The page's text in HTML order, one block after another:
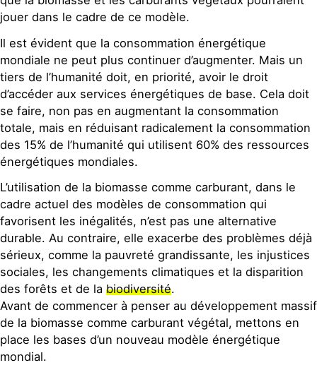
jouer dans le cadre de ce modèle.
Il est évident que la consommation énergétique
mondiale ne peut plus continuer d’augmenter. Mais un
tiers de l’humanité doit, en priorité, avoir le droit
d’accéder aux services énergétiques de base. Cela doit
se faire, non pas en augmentant la consommation
totale, mais en réduisant radicalement la consommation
des 15% de l’humanité qui utilisent 60% des ressources
énergétiques mondiales.
L’utilisation de la biomasse comme carburant, dans le
cadre actuel des modèles de consommation qui
favorisent les inégalités, n’est pas une alternative
durable. Au contraire, elle exacerbe des problèmes déjà
sérieux, comme la pauvreté grandissante, les injustices
sociales, les changements climatiques et la disparition
des forêts et de la biodiversité.
Avant de commencer à penser au développement massif
de la biomasse comme carburant végétal, mettons en
place les bases d’un nouveau modèle énergétique
mondial.